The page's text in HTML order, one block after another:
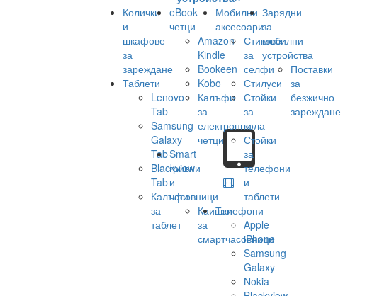
Колички
и
шкафове
за
зареждане
Таблети
Lenovo
Tab
Samsung
Galaxy
Tab
Blackview
Tab
Калъфи
за
таблет
eBook
четци
Amazon
Kindle
Bookeen
Kobo
Калъфи
за
електронни
четци
Smart
гривни
и
часовници
Каишки
за
смартчасовници
Мобилни
аксесоари
Стикове
за
селфи
Стилуси
Стойки
за
кола
Стойки
за
телефони
и
таблети
Телефони
Apple
iPhone
Samsung
Galaxy
Nokia
Зарядни
за
мобилни
устройства
Поставки
за
безжично
зареждане